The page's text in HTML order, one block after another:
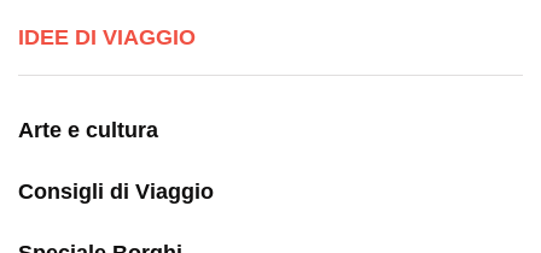
IDEE DI VIAGGIO
Arte e cultura
Consigli di Viaggio